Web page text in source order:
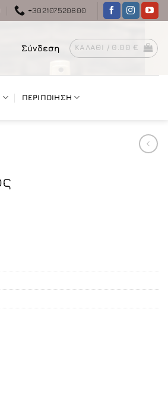
+302107520800
Σύνδεση ΚΑΛΆΘΙ / 0.00 €
ΠΕΡΙΠΟΙΗΣΗ